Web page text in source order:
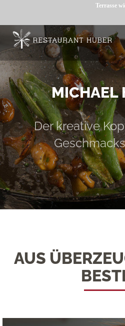
Terrasse wieder
MICHAEL
Der kreative
AUS